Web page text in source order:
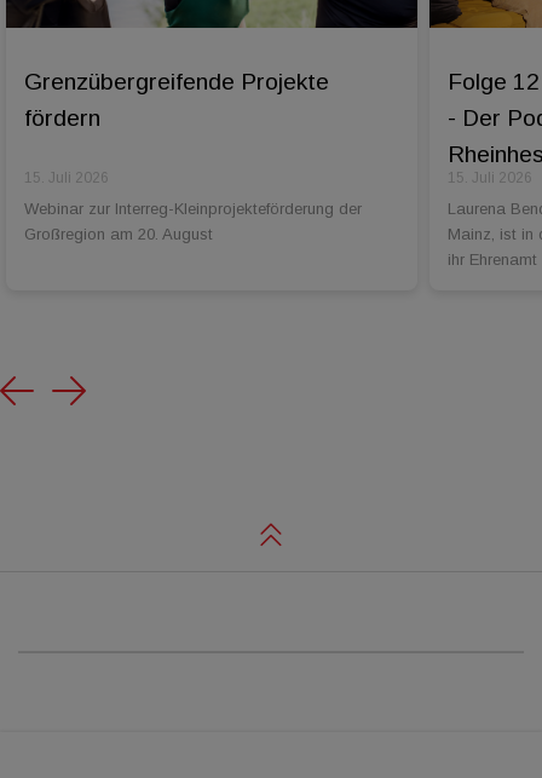
Grenzübergreifende Projekte
fördern
15. Juli 2026
Webinar zur Interreg-Kleinprojekteförderung der
Großregion am 20. August
Folge
- Der
15. Juli 2026
Laurena
Mainz, ist in
ihr
Previous
Next